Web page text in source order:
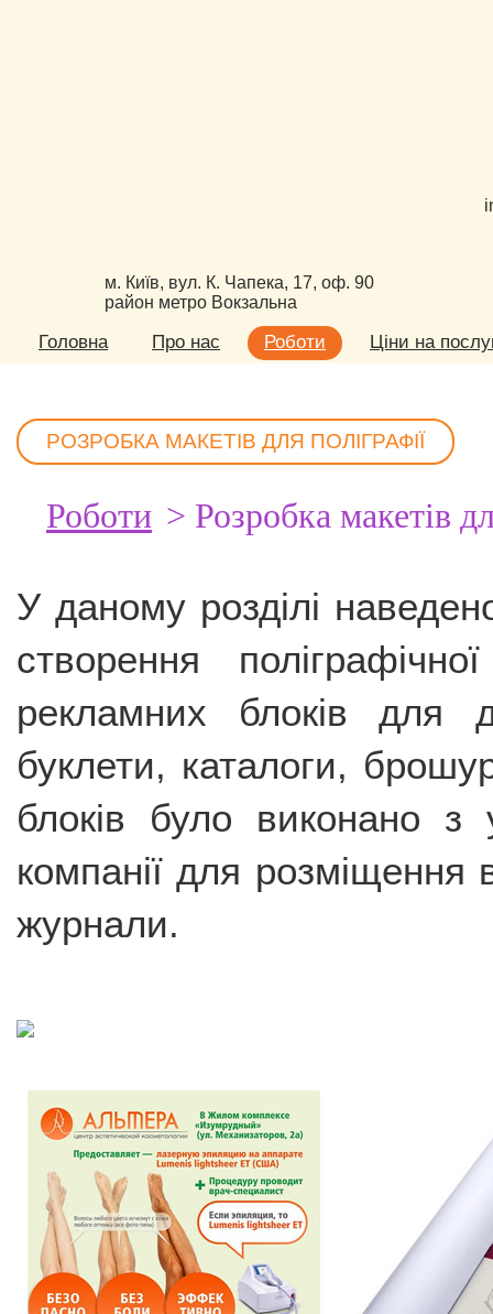
м. Київ, вул. К. Чапека, 17, оф. 90
район метро Вокзальна
Головна Про нас Роботи Ціни на
РОЗРОБКА МАКЕТІВ ДЛЯ ПОЛІГРАФІЇ
Роботи > Розробка макетів
У даному розділі
створення
рекламних блоків для
буклети, каталоги,
блоків було виконано з
компанії для розміщення
журнали.